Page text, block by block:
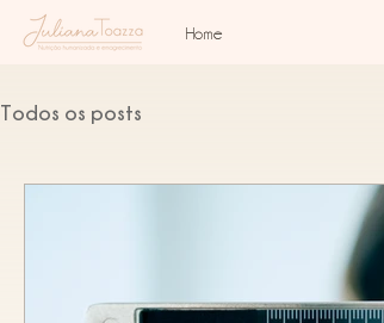
Home
Todos os posts